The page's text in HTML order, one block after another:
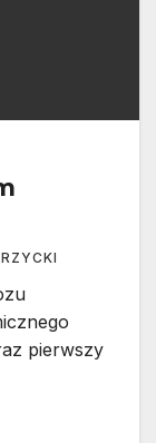
pierwszy